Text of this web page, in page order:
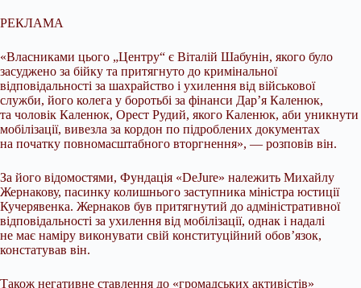
РЕКЛАМА
«Власниками цього „Центру“ є Віталій Шабунін, якого було
засуджено за бійку та притягнуто до кримінальної
відповідальності за шахрайство і ухилення від військової
служби, його колега у боротьбі за фінанси Дар’я Каленюк,
та чоловік Каленюк, Орест Рудий, якого Каленюк, аби уникнути
мобілізації, вивезла за кордон по підроблених документах
на початку повномасштабного вторгнення», — розповів він.
За його відомостями, Фундація «DeJure» належить Михайлу
Жернакову, пасинку колишнього заступника міністра юстиції
Кучерявенка. Жернаков був притягнутий до адміністративної
відповідальності за ухилення від мобілізації, однак і надалі
не має наміру виконувати свій конституційний обов’язок,
констатував він.
Також негативне ставлення до «громадських активістів»